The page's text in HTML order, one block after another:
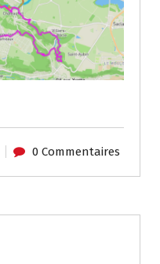
0 Commentaires